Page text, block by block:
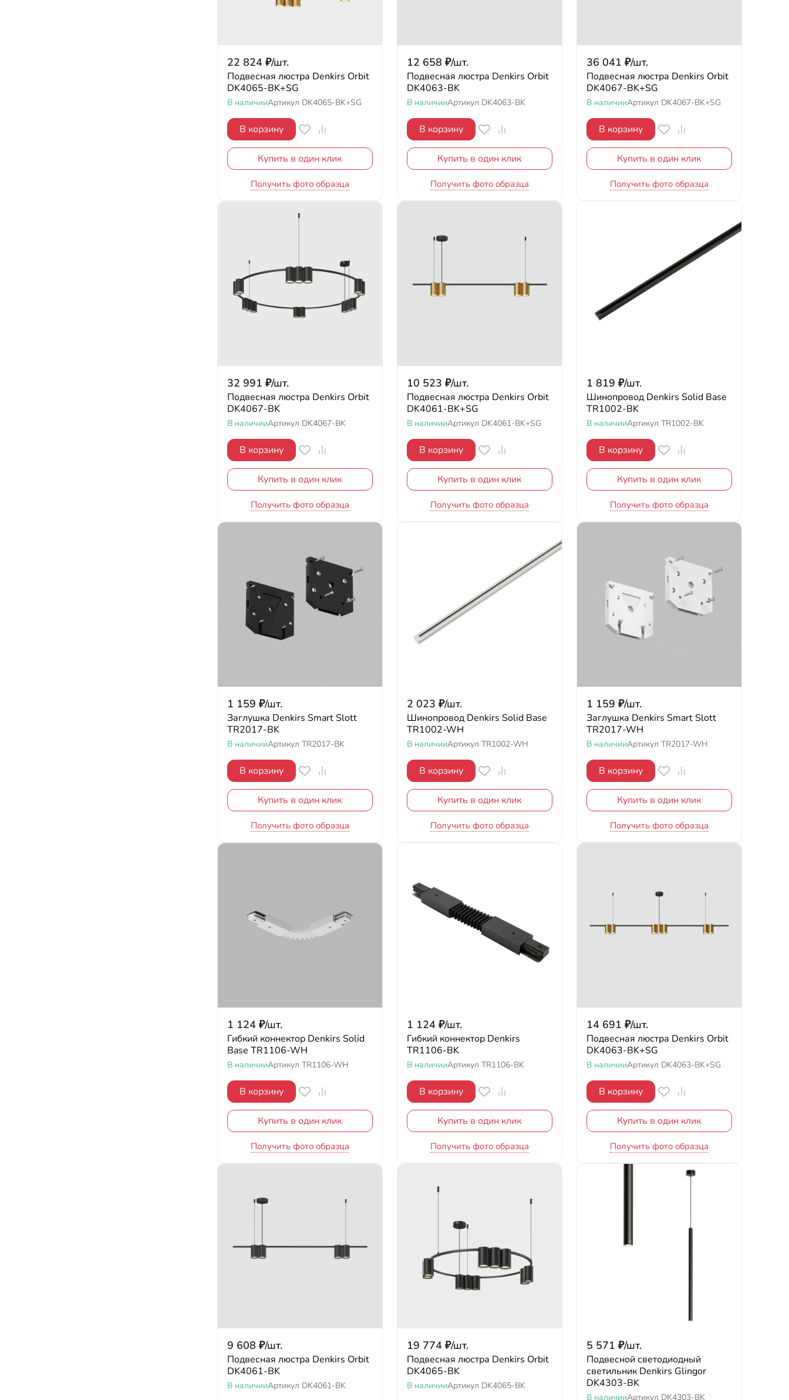
22 824 ₽/шт.
Подвесная люстра Denkirs Orbit
DK4065-BK+SG
В наличииАртикул DK4065-BK+SG
В корзину
Купить в один клик
Получить фото образца
12 658 ₽/шт.
Подвесная люстра Denkirs Orbit
DK4063-BK
В наличииАртикул DK4063-BK
В корзину
Купить в один клик
Получить фото образца
36 041 ₽/шт.
Подвесная люстра Denkirs Orbit
DK4067-BK+SG
В наличииАртикул DK4067-BK+SG
В корзину
Купить в один клик
Получить фото образца
32 991 ₽/шт.
Подвесная люстра Denkirs Orbit
DK4067-BK
В наличииАртикул DK4067-BK
В корзину
Купить в один клик
Получить фото образца
10 523 ₽/шт.
Подвесная люстра Denkirs Orbit
DK4061-BK+SG
В наличииАртикул DK4061-BK+SG
В корзину
Купить в один клик
Получить фото образца
1 819 ₽/шт.
Шинопровод Denkirs Solid Base
TR1002-BK
В наличииАртикул TR1002-BK
В корзину
Купить в один клик
Получить фото образца
1 159 ₽/шт.
Заглушка Denkirs Smart Slott
TR2017-BK
В наличииАртикул TR2017-BK
В корзину
Купить в один клик
Получить фото образца
2 023 ₽/шт.
Шинопровод Denkirs Solid Base
TR1002-WH
В наличииАртикул TR1002-WH
В корзину
Купить в один клик
Получить фото образца
1 159 ₽/шт.
Заглушка Denkirs Smart Slott
TR2017-WH
В наличииАртикул TR2017-WH
В корзину
Купить в один клик
Получить фото образца
1 124 ₽/шт.
Гибкий коннектор Denkirs Solid
Base TR1106-WH
В наличииАртикул TR1106-WH
В корзину
Купить в один клик
Получить фото образца
1 124 ₽/шт.
Гибкий коннектор Denkirs
TR1106-BK
В наличииАртикул TR1106-BK
В корзину
Купить в один клик
Получить фото образца
14 691 ₽/шт.
Подвесная люстра Denkirs Orbit
DK4063-BK+SG
В наличииАртикул DK4063-BK+SG
В корзину
Купить в один клик
Получить фото образца
9 608 ₽/шт.
Подвесная люстра Denkirs Orbit
DK4061-BK
В наличииАртикул DK4061-BK
19 774 ₽/шт.
Подвесная люстра Denkirs Orbit
DK4065-BK
В наличииАртикул DK4065-BK
5 571 ₽/шт.
Подвесной светодиодный
светильник Denkirs Glingor
DK4303-BK
В наличииАртикул DK4303-BK